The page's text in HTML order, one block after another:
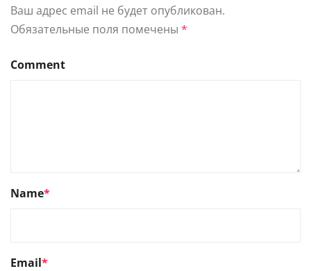
Ваш адрес email не будет опубликован.
Обязательные поля помечены *
Comment
Name*
Email*